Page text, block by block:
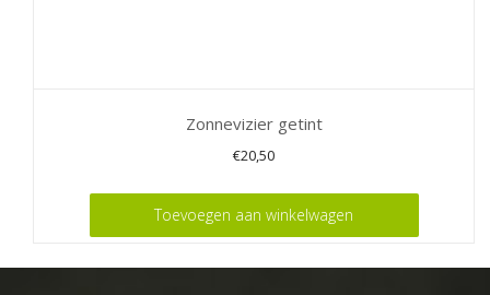
Zonnevizier getint
€20,50
Toevoegen aan winkelwagen